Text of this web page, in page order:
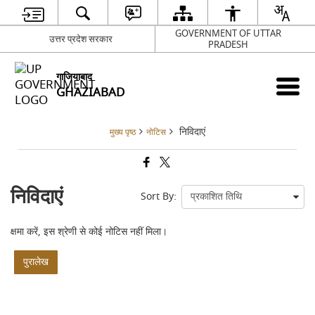
उत्तर प्रदेश सरकार
GOVERNMENT OF UTTAR
PRADESH
गाजियाबाद
GHAZIABAD
मुख्य पृष्ठ नोटिस निविदाएं
निविदाएं Sort By:
क्षमा करें, इस श्रेणी से कोई नोटिस नहीं मिला।
पुरालेख